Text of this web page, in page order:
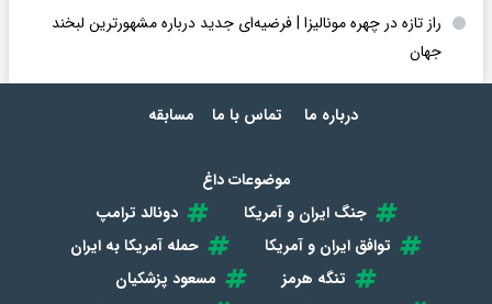
راز تازه در چهره مونالیزا | فرضیه‌ای جدید درباره مشهورترین لبخند
جهان
درباره ما تماس با ما مسابقه
موضوعات داغ
جنگ ایران و آمریکا
دونالد ترامپ
توافق ایران و آمریکا
حمله آمریکا به ایران
تنگه هرمز
مسعود پزشکیان